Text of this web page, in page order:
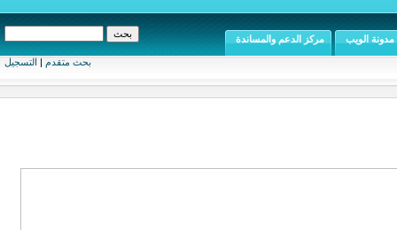
بحث متقدم | التسجيل
مدونة الويب مركز الدعم والمساندة